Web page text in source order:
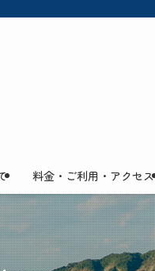
料金・ご利用・アクセス